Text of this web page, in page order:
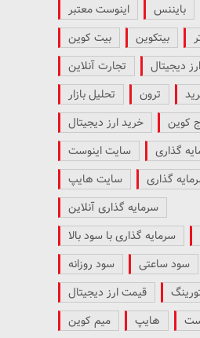
اینوست معتبر
بایننس
بیت کوین
بیتکوین
تجارت آنلاین
دیجیتال
تحلیل بازار
ترون
خرید ارز دیجیتال
کوین
سایت اینوست
گذاری
سایت هایپ
گذاری
سرمایه گذاری آنلاین
سرمایه گذاری با سود بالا
سود روزانه
سود ساعتی
قیمت ارز دیجیتال
میم کوین
هایپ